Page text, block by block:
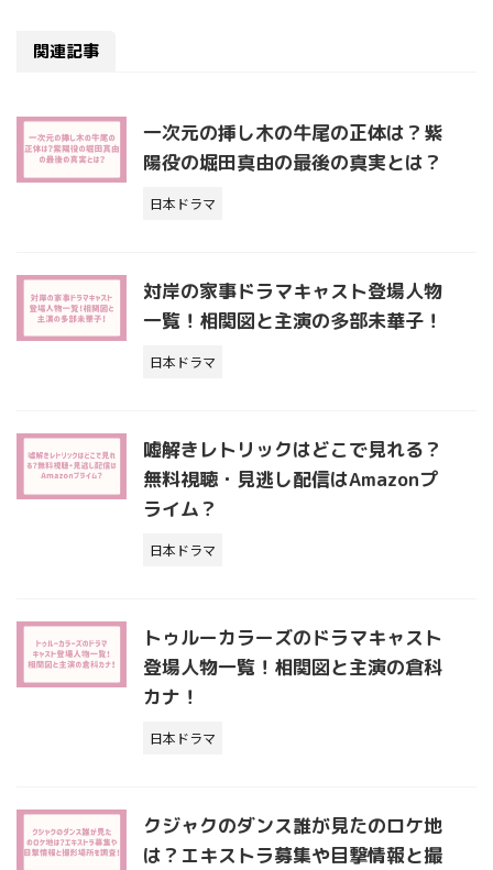
関連記事
一次元の挿し木の牛尾の正体は？紫
陽役の堀田真由の最後の真実とは？
日本ドラマ
対岸の家事ドラマキャスト登場人物
一覧！相関図と主演の多部未華子！
日本ドラマ
嘘解きレトリックはどこで見れる？
無料視聴・見逃し配信はAmazonプ
ライム？
日本ドラマ
トゥルーカラーズのドラマキャスト
登場人物一覧！相関図と主演の倉科
カナ！
日本ドラマ
クジャクのダンス誰が見たのロケ地
は？エキストラ募集や目撃情報と撮